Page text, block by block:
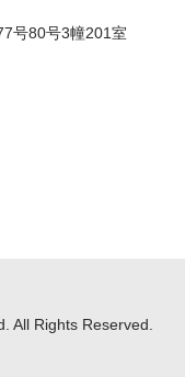
号80号3幢201室
All Rights Reserved.